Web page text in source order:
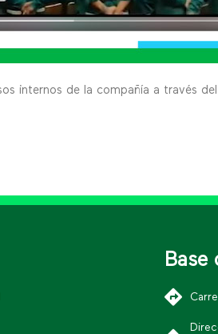
internos de la compañía a través
Base